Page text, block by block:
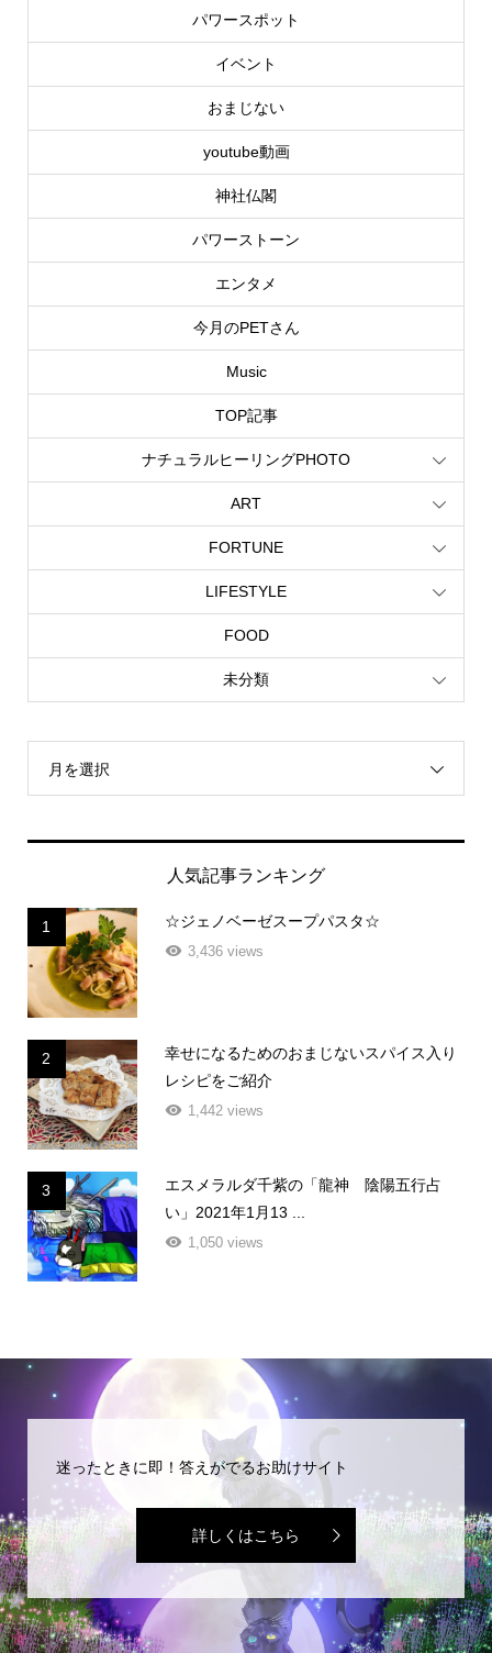
パワースポット
イベント
おまじない
youtube動画
神社仏閣
パワーストーン
エンタメ
今月のPETさん
Music
TOP記事
ナチュラルヒーリングPHOTO
ART
FORTUNE
LIFESTYLE
FOOD
未分類
月を選択
人気記事ランキング
1 ☆ジェノベーゼスープパスタ☆
3,436 views
2
幸せになるためのおまじないスパイス入り
レシピをご紹介
1,442 views
3
エスメラルダ千紫の「龍神 陰陽五行占
い」2021年1月13 ...
1,050 views
迷ったときに即！答えがでるお助けサイト
詳しくはこちら